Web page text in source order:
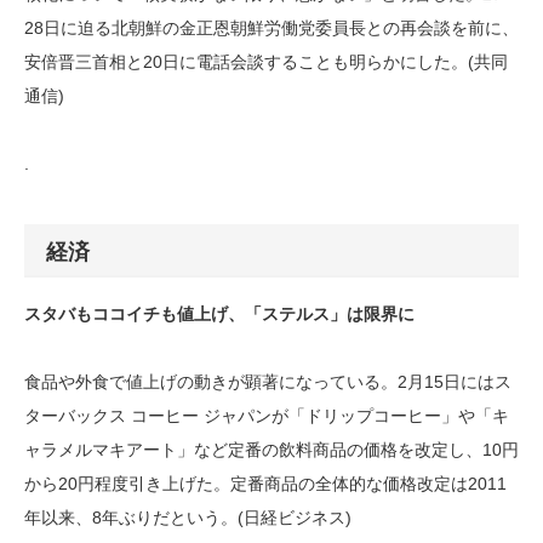
28日に迫る北朝鮮の金正恩朝鮮労働党委員長との再会談を前に、
安倍晋三首相と20日に電話会談することも明らかにした。(共同
通信)
経済
スタバもココイチも値上げ、「ステルス」は限界に
食品や外食で値上げの動きが顕著になっている。2月15日にはス
ターバックス コーヒー ジャパンが「ドリップコーヒー」や「キ
ャラメルマキアート」など定番の飲料商品の価格を改定し、10円
から20円程度引き上げた。定番商品の全体的な価格改定は2011
年以来、8年ぶりだという。(日経ビジネス)